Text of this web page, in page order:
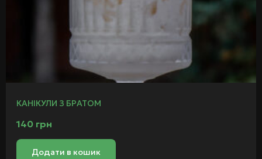
КАНІКУЛИ З БРАТОМ
140 грн
Додати в кошик